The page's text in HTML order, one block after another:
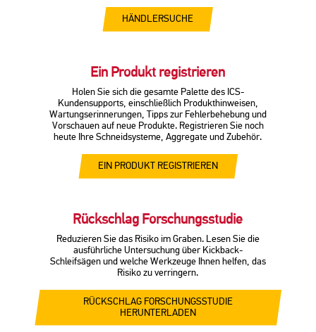
HÄNDLERSUCHE
Ein Produkt registrieren
Holen Sie sich die gesamte Palette des ICS-
Kundensupports, einschließlich Produkthinweisen,
Wartungserinnerungen, Tipps zur Fehlerbehebung und
Vorschauen auf neue Produkte. Registrieren Sie noch
heute Ihre Schneidsysteme, Aggregate und Zubehör.
EIN PRODUKT REGISTRIEREN
Rückschlag Forschungsstudie
Reduzieren Sie das Risiko im Graben. Lesen Sie die
ausführliche Untersuchung über Kickback-
Schleifsägen und welche Werkzeuge Ihnen helfen, das
Risiko zu verringern.
RÜCKSCHLAG FORSCHUNGSSTUDIE
HERUNTERLADEN